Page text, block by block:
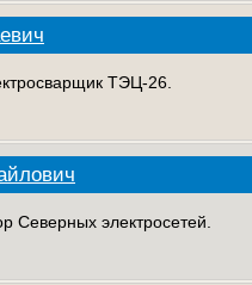
ТЭЦ-26.
Северных электросетей.